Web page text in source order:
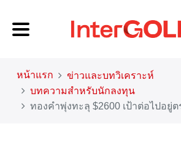
หน้าแรก
ข่าวและบทวิเคราะห์
บทความสำหรับนักลงทุน
ทองคำพุ่งทะลุ $2600 เป้าต่อไปอยู่ต